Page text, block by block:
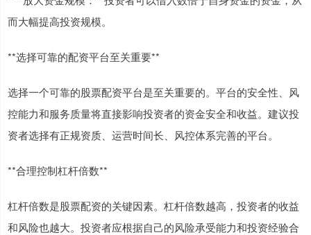
而大幅提高投资规模。
**选择可靠的配资平台至关重要**
选择一个可靠的股票配资平台是至关重要的。平台的安全性、风
控能力和服务质量将直接影响投资者的资金安全和收益。建议投
资者选择有正规资质、运营时间长、风控体系完善的平台。
**合理控制杠杆倍数**
杠杆倍数是股票配资的关键因素。杠杆倍数越高，投资者的收益
和风险也越大。投资者应根据自己的风险承受能力和投资经验合